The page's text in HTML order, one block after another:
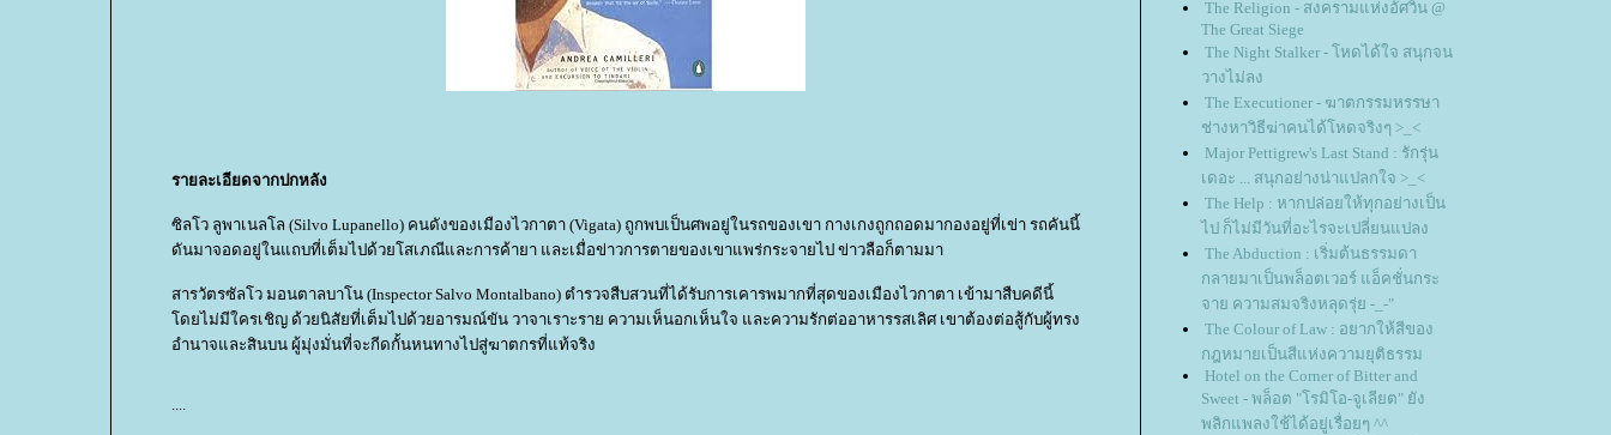
รายละเอียดจากปกหลัง
ซิลโว ลูพาเนลโล (Silvo Lupanello) คนดังของเมืองไวกาตา (Vigata) ถูกพบเป็นศพอยู่ในรถของเขา กางเกงถูกถอดมากองอยู่ที่เข่า รถคันนี้
ดันมาจอดอยู่ในแถบที่เต็มไปด้วยโสเภณีและการค้ายา และเมื่อข่าวการตายของเขาแพร่กระจายไป ข่าวลือก็ตามมา
สารวัตรซัลโว มอนตาลบาโน (Inspector Salvo Montalbano) ตำรวจสืบสวนที่ได้รับการเคารพมากที่สุดของเมืองไวกาตา เข้ามาสืบคดีนี้
ดยไม่มีใครเชิญ ด้วยนิสัยที่เต็มไปด้วยอารมณ์ขัน วาจาเราะราย ความเห็นอกเห็นใจ และความรักต่ออาหารรสเลิศ เขาต้องต่อสู้กับผู้ทรง
อำนาจและสินบน ผู้มุ่งมั่นที่จะกีดกั้นหนทางไปสู่ฆาตกรที่แท้จริง
....
The Religion - สงครามแห่งอัศวิน @
The Great Siege
The Night Stalker - โหดได้ใจ สนุกจน
วางไม่ลง
The Executioner - ฆาตกรรมหรรษา
ช่างหาวิธีฆ่าคนได้โหดจริงๆ >_<
Major Pettigrew's Last Stand : รักรุ่น
เดอะ ... สนุกอย่างน่าแปลกใจ >_<
The Help : หากปล่อยให้ทุกอย่างเป็น
ไป ก็ไม่มีวันที่อะไรจะเปลี่ยนแปลง
The Abduction : เริ่มต้นธรรมดา
กลายมาเป็นพล็อตเวอร์ แอ็คชั่นกระ
จาย ความสมจริงหลุดรุ่ย -_-"
The Colour of Law : อยากให้สีของ
กฎหมายเป็นสีแห่งความยุติธรรม
Hotel on the Corner of Bitter and
Sweet - พล็อต "โรมิโอ-จูเลียต" ยัง
พลิกแพลงใช้ได้อยู่เรื่อยๆ ^^